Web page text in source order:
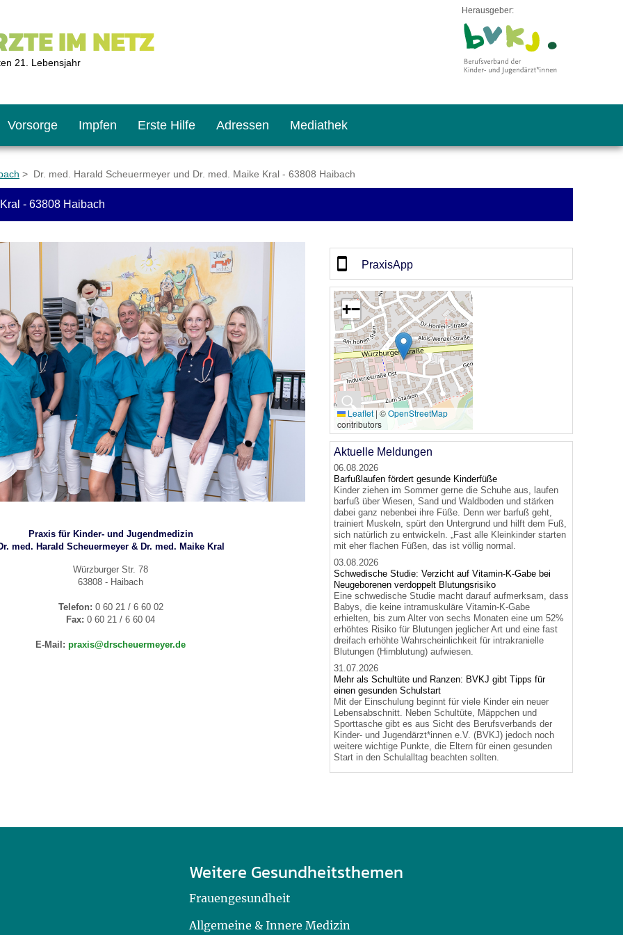
IM NETZ
21. Lebensjahr
Herausgeber:
Vorsorge Impfen Erste Hilfe Adressen Mediathek
Bildschirmmediengebrauch
> Dr. med. Harald Scheuermeyer und Dr. med. Maike Kral - 63808 Haibach
- 63808 Haibach
Praxis für Kinder- und Jugendmedizin
med. Harald Scheuermeyer & Dr. med. Maike Kral
Würzburger Str. 78
63808 - Haibach
Telefon: 0 60 21 / 6 60 02
Fax: 0 60 21 / 6 60 04
E-Mail: praxis@drscheuermeyer.de
PraxisApp
🔍
+−
Leaflet | ©OpenStreetMap
contributors
Aktuelle Meldungen
06.08.2026
Barfußlaufen fördert gesunde Kinderfüße
Kinder ziehen im Sommer gerne die Schuhe aus, laufen
barfuß über Wiesen, Sand und Waldboden und stärken
dabei ganz nebenbei ihre Füße. Denn wer barfuß geht,
trainiert Muskeln, spürt den Untergrund und hilft dem Fuß,
sich natürlich zu entwickeln. „Fast alle Kleinkinder starten
mit eher flachen Füßen, das ist völlig normal.
03.08.2026
Schwedische Studie: Verzicht auf Vitamin-K-Gabe bei
Neugeborenen verdoppelt Blutungsrisiko
Eine schwedische Studie macht darauf aufmerksam, dass
Babys, die keine intramuskuläre Vitamin-K-Gabe
erhielten, bis zum Alter von sechs Monaten eine um 52%
erhöhtes Risiko für Blutungen jeglicher Art und eine fast
dreifach erhöhte Wahrscheinlichkeit für intrakranielle
Blutungen (Hirnblutung) aufwiesen.
31.07.2026
Mehr als Schultüte und Ranzen: BVKJ gibt Tipps für
einen gesunden Schulstart
Mit der Einschulung beginnt für viele Kinder ein neuer
Lebensabschnitt. Neben Schultüte, Mäppchen und
Sporttasche gibt es aus Sicht des Berufsverbands der
Kinder- und Jugendärzt*innen e.V. (BVKJ) jedoch noch
weitere wichtige Punkte, die Eltern für einen gesunden
Start in den Schulalltag beachten sollten.
Weitere Gesundheitsthemen
Frauengesundheit
Allgemeine & Innere Medizin